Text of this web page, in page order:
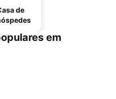
de
em